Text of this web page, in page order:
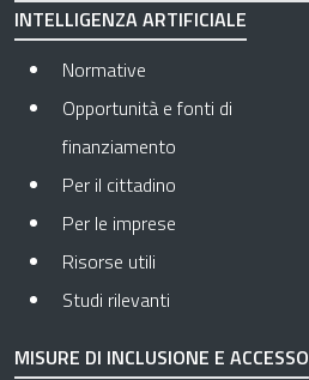
INTELLIGENZA ARTIFICIALE
Normative
Opportunità e fonti di
finanziamento
Per il cittadino
Per le imprese
Risorse utili
Studi rilevanti
MISURE DI INCLUSIONE E ACCESSO